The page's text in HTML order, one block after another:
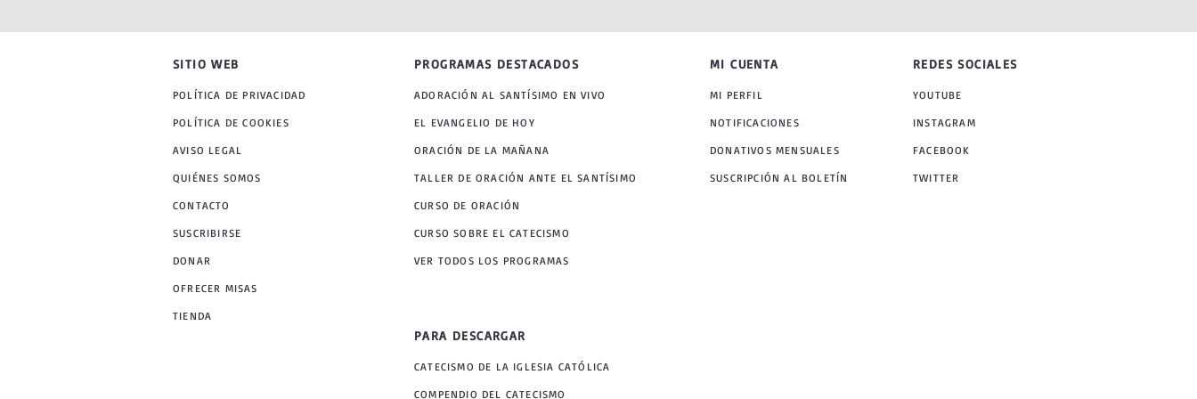
SITIO WEB
POLÍTICA DE PRIVACIDAD
POLÍTICA DE COOKIES
AVISO LEGAL
QUIÉNES SOMOS
CONTACTO
SUSCRIBIRSE
DONAR
PROGRAMAS DESTACADOS
ADORACIÓN AL SANTÍSIMO EN VIVO
EL EVANGELIO DE HOY
ORACIÓN DE LA MAÑANA
TALLER DE ORACIÓN ANTE EL SANTÍSIMO
MI CUENTA
MI PERFIL
NOTIFICACIONES
DONATIVOS MENSUALES
SUSCRIPCIÓN AL BOLETÍN
REDES SOCIALES
YOUTUBE
INSTAGRAM
FACEBOOK
TWITTER
CURSO DE ORACIÓN
CURSO SOBRE EL CATECISMO
VER TODOS LOS PROGRAMAS
OFRECER MISAS
TIENDA
PARA DESCARGAR
CATECISMO DE LA IGLESIA CATÓLICA
COMPENDIO DEL CATECISMO